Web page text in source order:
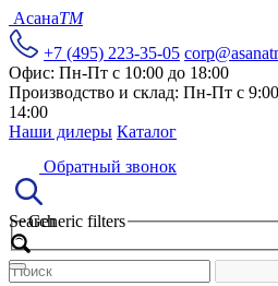
АсанаTM
+7 (495) 223-35-05
Офис: Пн-Пт с 10:00 до 18:00
Производство и склад: Пн-Пт с
14:00
Наши дилеры Каталог
Обратный звонок
Search
Generic filters